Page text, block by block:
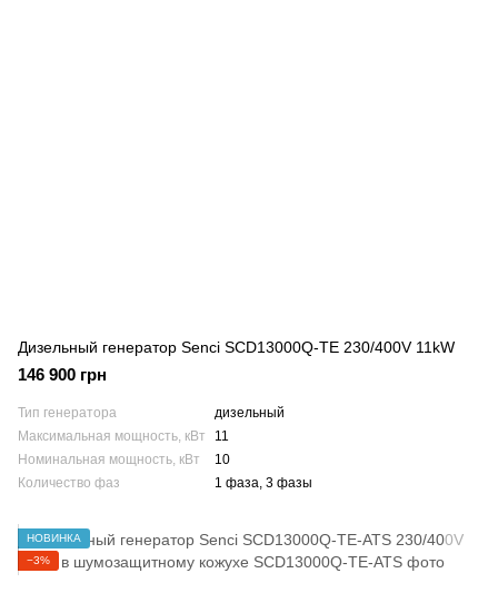
Дизельный генератор Senci SCD13000Q-TE 230/400V 11kW
146 900 грн
Тип генератора
дизельный
Максимальная мощность, кВт
11
Номинальная мощность, кВт
10
Количество фаз
1 фаза, 3 фазы
НОВИНКА
−3%